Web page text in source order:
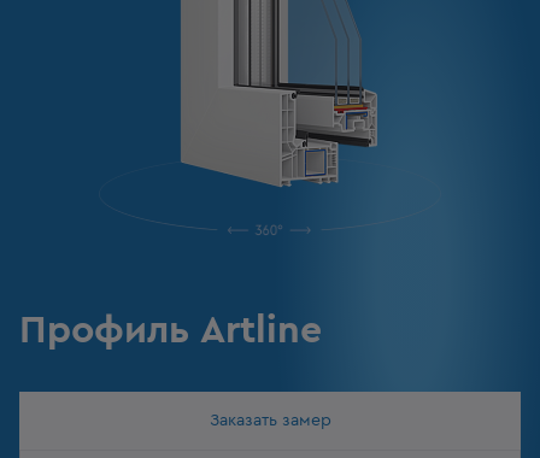
Профиль Artline
Заказать замер